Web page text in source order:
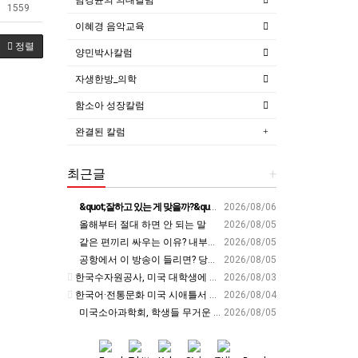
1559
정렬
이혜경 음악교육
양민박사칼럼
자생한방_의학
함소아 성장칼럼
완결된 칼럼
+
최근글
2026/08/06
&quot;잘하고 있는 게 맞을까?&quot; 세바시 대표가 비교 지옥에서 탈출한 방법 [#세바시45 에디토리얼 ep.2]
2026/08/05
올해부터 절대 하면 안 되는 말
2026/08/05
같은 편끼리 싸우는 이유? 내부의 적이 더 무섭다? 인간이 갈등을 빚는 이유ㅣ최재천의 아마존
2026/08/05
공항에서 이 방송이 들리면? 당장 뛰어가세요!! #영어회화 #영어표현 #영어공부
2026/08/03
한국수자원공사, 미국 대학생에 AI·디지털트윈 물관리 교육 - cfnews.kr
2026/08/04
한국어·전통문화 미국 시애틀서 알렸다… 전북교육청, 국제교육 협력 확대 - 세계일보
2026/08/05
미국소아과학회, 학생들 무거운 책가방 ‘경고’ - 교육플러스